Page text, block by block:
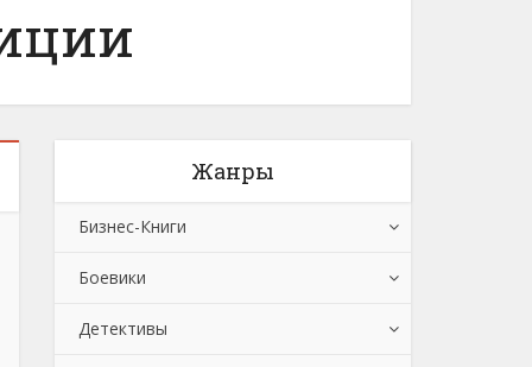
Жанры
Бизнес-Книги
Банковское дело
Бухучет, налогообложение, аудит
Боевики
Боевики: Прочее
Детективы